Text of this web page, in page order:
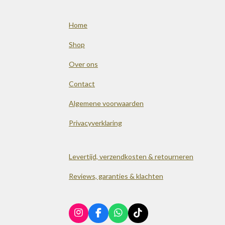
Home
Shop
Over ons
Contact
Algemene voorwaarden
Privacyverklaring
Levertijd, verzendkosten & retourneren
Reviews, garanties & klachten
I
F
W
T